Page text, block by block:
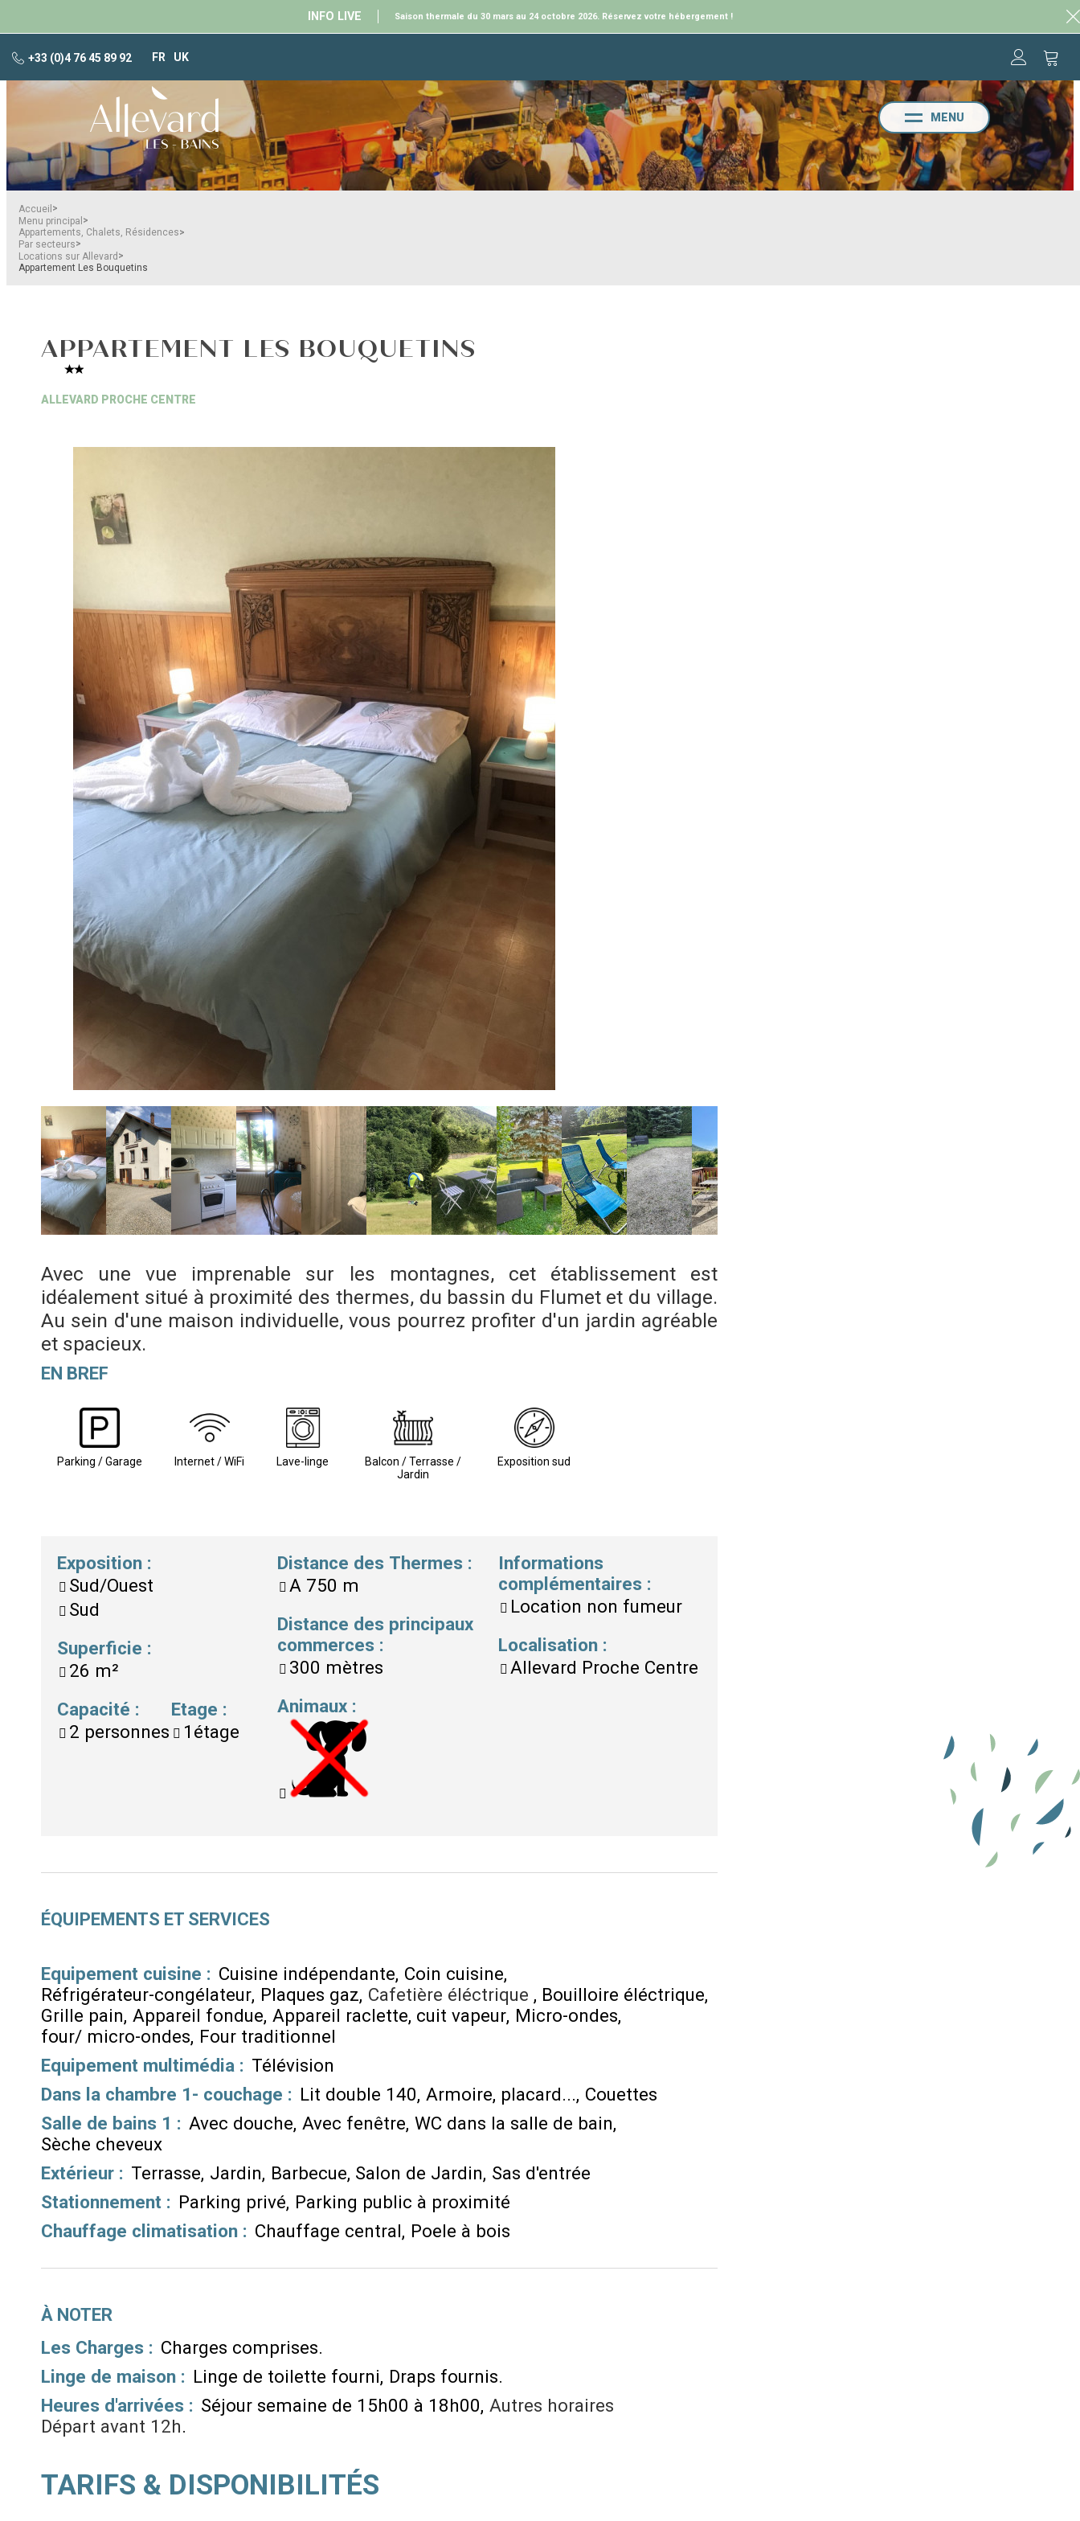
INFO LIVE Saison thermale du 30 mars au 24 octobre 2026. Réservez votre hébergement !
+33 (0)4 76 45 89 92 FR UK
MENU
Accueil >
Menu principal >
Appartements, Chalets, Résidences>
Par secteurs>
Locations sur Allevard >
Appartement Les Bouquetins
APPARTEMENT LES BOUQUETINS
ALLEVARD PROCHE CENTRE
Avec une vue imprenable sur les montagnes, cet établissement est
idéalement situé à proximité des thermes, du bassin du Flumet et du village.
Au sein d'une maison individuelle, vous pourrez profiter d'un jardin agréable
et spacieux.
EN BREF
Parking / Garage Internet / WiFi Lave-linge
Balcon / Terrasse /
Jardin
Exposition sud
Exposition :
Sud/Ouest
Sud
Superficie :
26 m²
Capacité :
2 personnes
Etage :
1étage
Distance des Thermes :
A 750 m
Distance des principaux
commerces :
300 mètres
Animaux :
Informations
complémentaires :
Location non fumeur
Localisation :
Allevard Proche Centre
ÉQUIPEMENTS ET SERVICES
Equipement cuisine : Cuisine indépendante Coin cuisine
Réfrigérateur-congélateur Plaques gaz Cafetière éléctrique
Bouilloire éléctrique
Grille pain Appareil fondue Appareil raclette cuit vapeur Micro-ondes
four/ micro-ondes Four traditionnel
Equipement multimédia : Télévision
Dans la chambre 1- couchage : Lit double 140 Armoire, placard... Couettes
Salle de bains 1 : Avec douche Avec fenêtre WC dans la salle de bain
Sèche cheveux
Extérieur : Terrasse Jardin Barbecue Salon de Jardin Sas d'entrée
Stationnement : Parking privé Parking public à proximité
Chauffage climatisation : Chauffage central Poele à bois
À NOTER
Les Charges : Charges comprises
Linge de maison : Linge de toilette fourni Draps fournis
Heures d'arrivées : Séjour semaine de 15h00 à 18h00 Autres horaires
Départ avant 12h
TARIFS & DISPONIBILITÉS